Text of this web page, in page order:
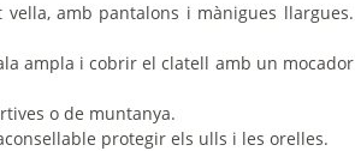
vella, amb pantalons i mànigues llargues.
ampla i cobrir el clatell amb un mocador
o de muntanya.
protegir els ulls i les orelles.